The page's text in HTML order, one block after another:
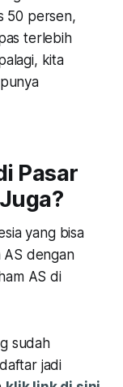
50 persen,
terlebih
kita
Pasar
yang bisa
AS dengan
AS di
sudah
jadi